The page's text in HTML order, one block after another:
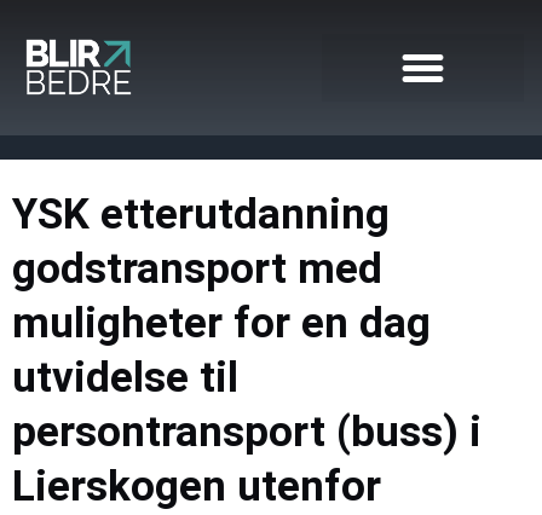
YSK etterutdanning
godstransport med
muligheter for en dag
utvidelse til
persontransport (buss) i
Lierskogen utenfor